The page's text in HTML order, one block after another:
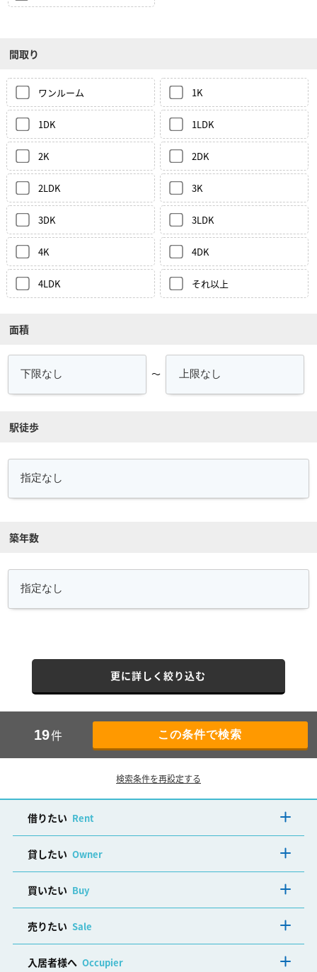
間取り
ワンルーム 1K
1DK 1LDK
2K 2DK
2LDK 3K
3DK 3LDK
4K 4DK
4LDK それ以上
面積
～
駅徒歩
築年数
更に詳しく絞り込む
19件
検索条件を再設定する
借りたい Rent
貸したい Owner
買いたい Buy
売りたい Sale
入居者様へ Occupier